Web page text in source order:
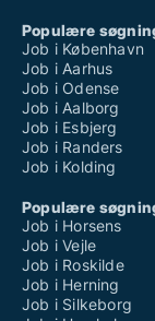
Populære
Job i København
Job i Aarhus
Job i Odense
Job i Aalborg
Job i Esbjerg
Job i Randers
Job i Kolding
Populære
Job i Horsens
Job i Vejle
Job i Roskilde
Job i Herning
Job i Silkeborg